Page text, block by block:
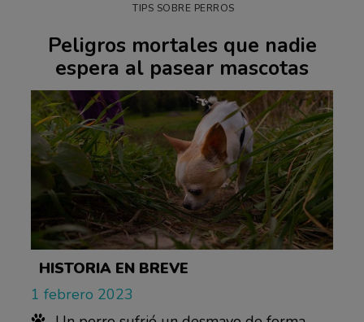
TIPS SOBRE PERROS
Peligros mortales que nadie
espera al pasear mascotas
1 febrero 2023
HISTORIA EN BREVE